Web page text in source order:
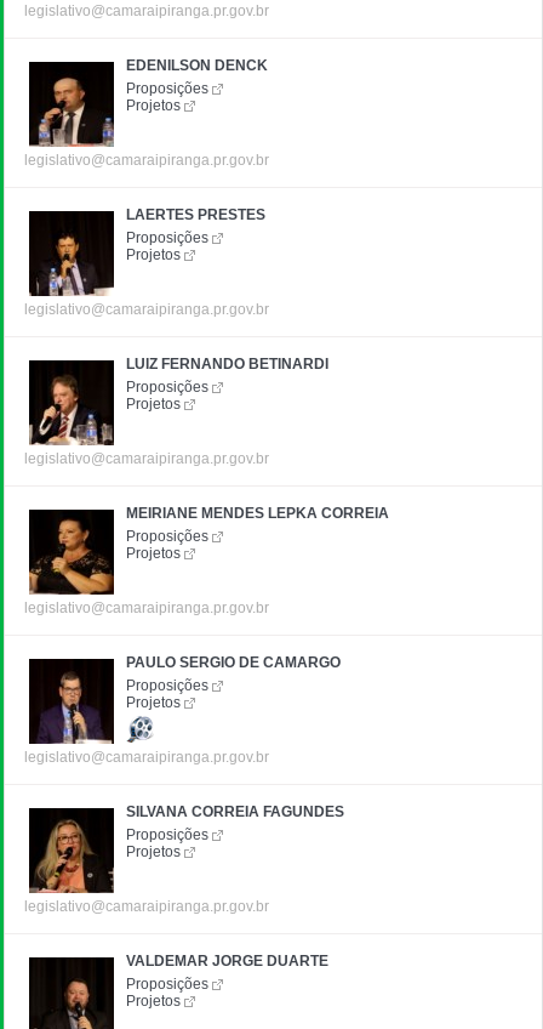
legislativo@camaraipiranga.pr.gov.br
EDENILSON DENCK
Proposições
Projetos
legislativo@camaraipiranga.pr.gov.br
LAERTES PRESTES
Proposições
Projetos
legislativo@camaraipiranga.pr.gov.br
LUIZ FERNANDO BETINARDI
Proposições
Projetos
legislativo@camaraipiranga.pr.gov.br
MEIRIANE MENDES LEPKA CORREIA
Proposições
Projetos
legislativo@camaraipiranga.pr.gov.br
PAULO SERGIO DE CAMARGO
Proposições
Projetos
legislativo@camaraipiranga.pr.gov.br
SILVANA CORREIA FAGUNDES
Proposições
Projetos
legislativo@camaraipiranga.pr.gov.br
VALDEMAR JORGE DUARTE
Proposições
Projetos